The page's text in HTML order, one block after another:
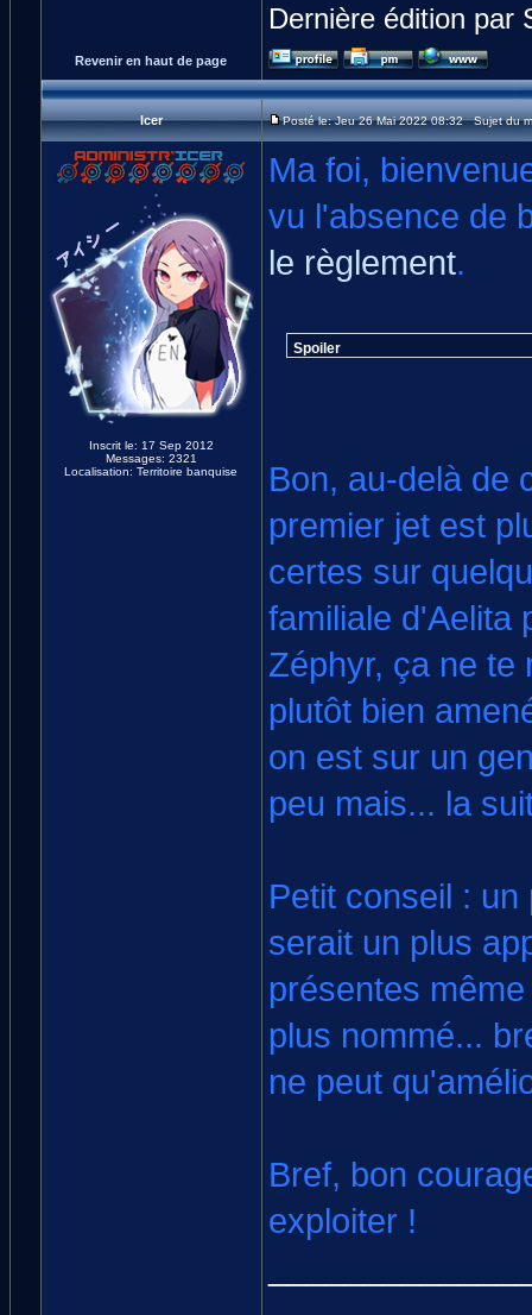
Dernière édition par
Revenir en haut de page
Icer Posté le: Jeu 26 Mai 2022 08:32 Sujet du
Inscrit le: 17 Sep 2012
Messages: 2321
Localisation: Territoire banquise
Ma foi,
vu l'absence de
le règlement.
Spoiler
Bon, au-delà de
premier jet est
certes sur
familiale d'Aelita
Zéphyr, ça ne te
plutôt bien
on est sur un
peu mais... la
Petit conseil :
serait un plus
présentes
plus nommé...
ne peut
Bref, bon
exploiter !